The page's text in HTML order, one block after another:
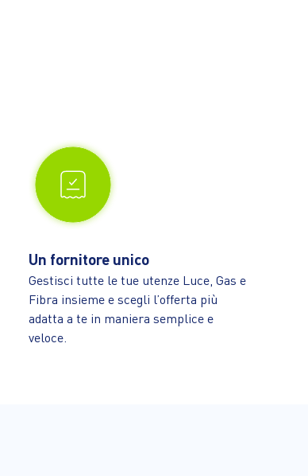
Un fornitore unico
Gestisci tutte le tue utenze Luce, Gas e
Fibra insieme e scegli l’offerta più
adatta a te in maniera semplice e
veloce.